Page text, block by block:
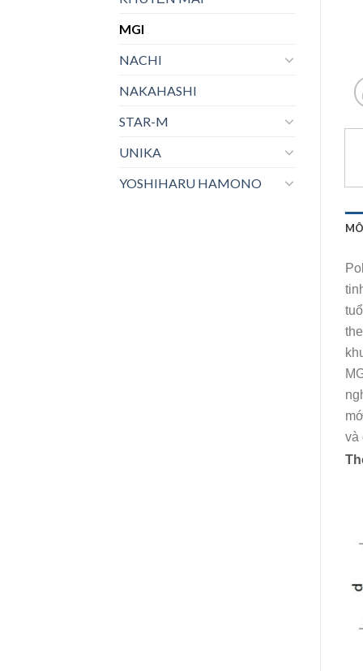
MGI
NACHI
NAKAHASHI
STAR-M
UNIKA
YOSHIHARU HAMONO
và